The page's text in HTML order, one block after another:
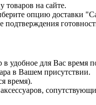
товаров на сайте.
опцию доставки
подтверждения
в удобное для Вас время
в Вашем присутствии.
время).